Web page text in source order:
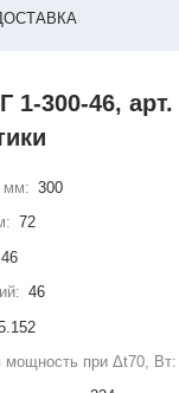
1-300-46, арт.
мм: 300
72
46
мощность при Δt70, Вт: